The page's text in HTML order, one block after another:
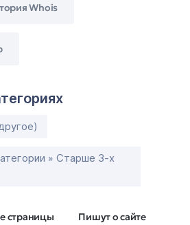
Whois
» Старше 3-х
страницы Пишут о сайте